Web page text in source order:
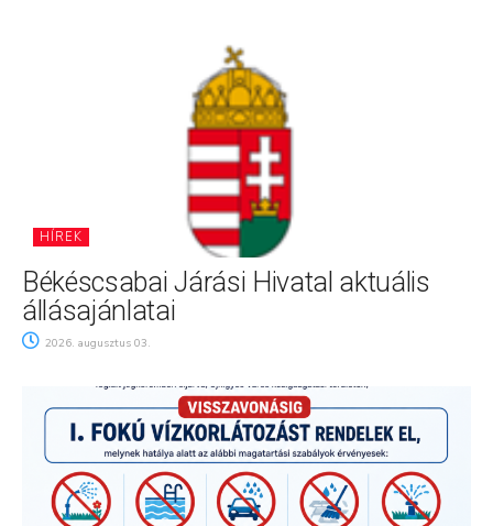
HÍREK
Békéscsabai Járási Hivatal aktuális
állásajánlatai
2026. augusztus 03.